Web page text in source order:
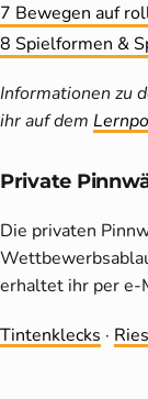
7 Bewegen auf
8 Spielformen &
Informationen zu
ihr auf dem
Private
Die privaten
erhaltet ihr per e-
Tintenklecks ·